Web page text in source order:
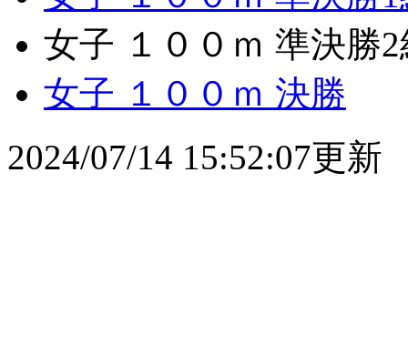
女子 １００ｍ 準決勝2
女子 １００ｍ 決勝
2024/07/14 15:52:07更新